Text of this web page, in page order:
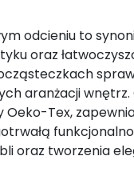
odcieniu to
oraz
aranżacji
Oeko-Tex,
oraz tworzenia